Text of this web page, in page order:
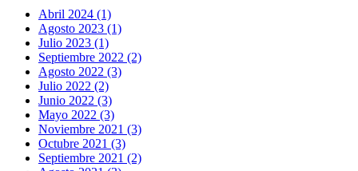
Abril 2024 (1)
Agosto 2023 (1)
Julio 2023 (1)
Septiembre 2022 (2)
Agosto 2022 (3)
Julio 2022 (2)
Junio 2022 (3)
Mayo 2022 (3)
Noviembre 2021 (3)
Octubre 2021 (3)
Septiembre 2021 (2)